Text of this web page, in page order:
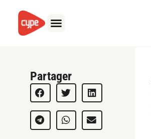
contenu
Partager